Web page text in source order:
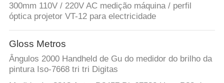
300mm 110V / 220V AC medição máquina / perfil
óptica projetor VT-12 para electricidade
Gloss Metros
Ângulos 2000 Handheld de Gu do medidor do brilho da
pintura Iso-7668 tri tri Digitas